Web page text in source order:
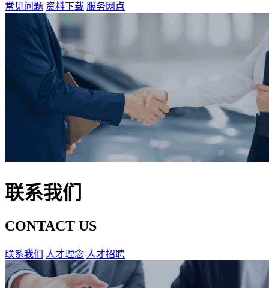
常见问题 资料下载 服务网点
联系我们
CONTACT US
联系我们 人才理念 人才招聘